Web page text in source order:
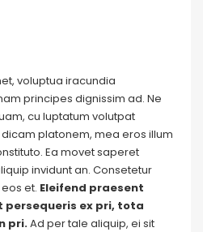
voluptua iracundia
principes dignissim ad. Ne
cu luptatum volutpat
platonem, mea eros illum
Ea movet saperet
invidunt an. Consetetur
et. Eleifend praesent
ex pri, tota
pri.Ad per tale aliquip, ei sit